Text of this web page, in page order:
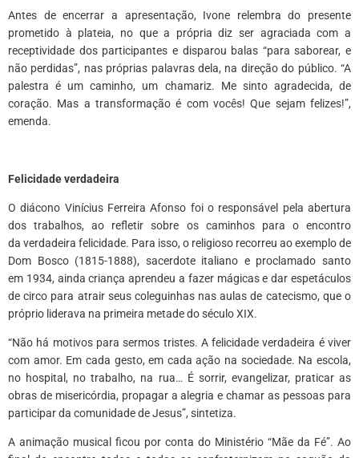
Antes de encerrar a apresentação, Ivone relembra do presente
prometido à plateia, no que a própria diz ser agraciada com a
receptividade dos participantes e disparou balas “para saborear, e
não perdidas”, nas próprias palavras dela, na direção do público. “A
palestra é um caminho, um chamariz. Me sinto agradecida, de
coração. Mas a transformação é com vocês! Que sejam felizes!”,
emenda.
Felicidade verdadeira
O diácono Vinícius Ferreira Afonso foi o responsável pela abertura
dos trabalhos, ao refletir sobre os caminhos para o encontro
da verdadeira felicidade. Para isso, o religioso recorreu ao exemplo de
Dom Bosco (1815-1888), sacerdote italiano e proclamado santo
em 1934, ainda criança aprendeu a fazer mágicas e dar espetáculos
de circo para atrair seus coleguinhas nas aulas de catecismo, que o
próprio liderava na primeira metade do século XIX.
“Não há motivos para sermos tristes. A felicidade verdadeira é viver
com amor. Em cada gesto, em cada ação na sociedade. Na escola,
no hospital, no trabalho, na rua… É sorrir, evangelizar, praticar as
obras de misericórdia, propagar a alegria e chamar as pessoas para
participar da comunidade de Jesus”, sintetiza.
A animação musical ficou por conta do Ministério “Mãe da Fé”. Ao